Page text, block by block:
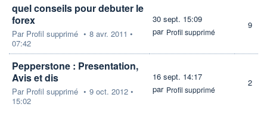
quel conseils pour debuter le
forex
Par Profil supprimé • 8 avr. 2011 •
07:42
30 sept. 15:09
par Profil supprimé
9
Pepperstone : Presentation,
Avis et dis
Par Profil supprimé • 9 oct. 2012 •
15:02
16 sept. 14:17
par Profil supprimé
2